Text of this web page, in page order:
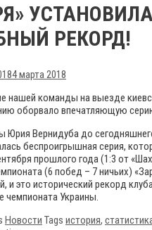
УСТАНОВИЛА
РЕКОРД!
4 марта 2018
нашей команды на выезде
оборвало впечатляющую
Юрия Вернидуба до
беспроигрышная серия,
прошлого года (1:3 от
(6 побед – 7 ничьих)
и это исторический рекорд
чемпионата Украины.
Новости Tags история,